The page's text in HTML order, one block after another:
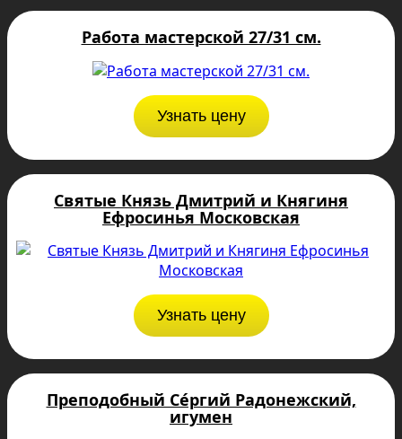
Работа мастерской 27/31 см.
Узнать цену
Святые Князь Дмитрий и Княгиня
Ефросинья Московская
Узнать цену
Преподобный Се́ргий Радонежский,
игумен